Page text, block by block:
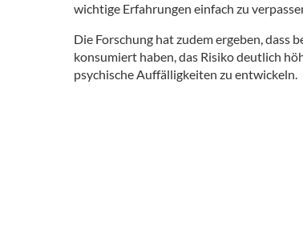
wichtige Erfahrungen einfach zu
Die Forschung hat zudem ergeben, dass
konsumiert haben, das Risiko deutlich
psychische Auffälligkeiten zu entwickeln.